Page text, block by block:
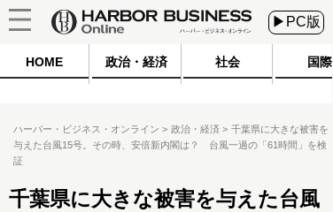
▶PC版
HOME 政治・経済 社会 国際
ハーバー・ビジネス・オンライン 政治・経済
千葉県に大きな被害を
与えた台風15号。その時、安倍新内閣は？ 台風一過の「61時間」を検
証
千葉県に大きな被害を与えた台風